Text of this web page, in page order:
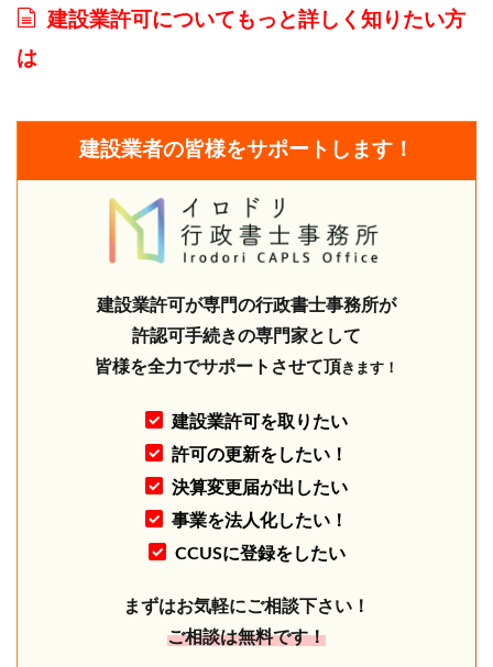
建設業許可についてもっと詳しく知りたい方
は
建設業者の皆様をサポートします！
建設業許可が専門の行政書士事務所が
許認可手続きの専門家として
皆様を全力でサポートさせて頂 きます！
建設業許可を取りたい
許可の更新をしたい！
決算変更届が出したい
事業を法人化したい！
CCUSに登録をしたい
まずはお気軽にご相談下さい！
ご相談は無料です！